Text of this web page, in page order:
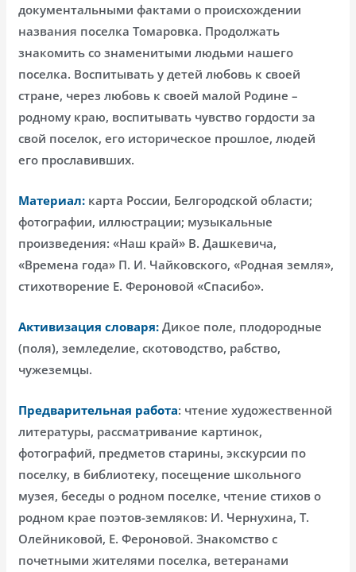
документальными фактами о происхождении
названия поселка Томаровка. Продолжать
знакомить со знаменитыми людьми нашего
поселка. Воспитывать у детей любовь к своей
стране, через любовь к своей малой Родине –
родному краю, воспитывать чувство гордости за
свой поселок, его историческое прошлое, людей
его прославивших.
Материал: карта России, Белгородской области;
фотографии, иллюстрации; музыкальные
произведения: «Наш край» В. Дашкевича,
«Времена года» П. И. Чайковского, «Родная земля»,
стихотворение Е. Фероновой «Спасибо».
Активизация словаря:Дикое поле, плодородные
(поля), земледелие, скотоводство, рабство,
чужеземцы.
Предварительная работа: чтение художественной
литературы, рассматривание картинок,
фотографий, предметов старины, экскурсии по
поселку, в библиотеку, посещение школьного
музея, беседы о родном поселке, чтение стихов о
родном крае поэтов-земляков: И. Чернухина, Т.
Олейниковой, Е. Фероновой. Знакомство с
почетными жителями поселка, ветеранами